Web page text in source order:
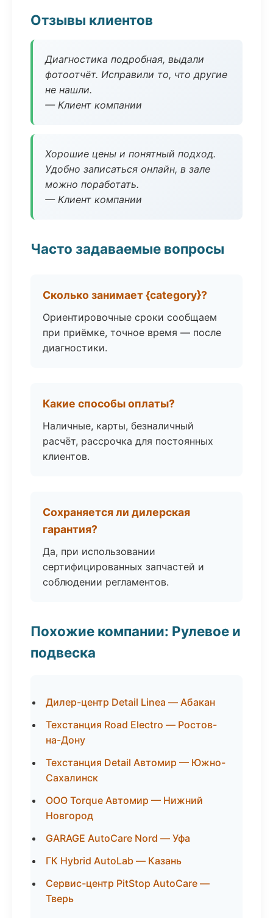
Отзывы клиентов
Диагностика подробная, выдали
фотоотчёт. Исправили то, что другие
не нашли.
— Клиент компании
Хорошие цены и понятный подход.
Удобно записаться онлайн, в зале
можно поработать.
— Клиент компании
Часто задаваемые вопросы
Сколько занимает {category}?
Ориентировочные сроки сообщаем
при приёмке, точное время — после
диагностики.
Какие способы оплаты?
Наличные, карты, безналичный
расчёт, рассрочка для постоянных
клиентов.
Сохраняется ли дилерская
гарантия?
Да, при использовании
сертифицированных запчастей и
соблюдении регламентов.
Похожие компании: Рулевое и
подвеска
Дилер-центр Detail Linea — Абакан
Техстанция Road Electro — Ростов-
на-Дону
Техстанция Detail Автомир — Южно-
Сахалинск
ООО Torque Автомир — Нижний
Новгород
GARAGE AutoCare Nord — Уфа
ГК Hybrid AutoLab — Казань
Сервис-центр PitStop AutoCare —
Тверь